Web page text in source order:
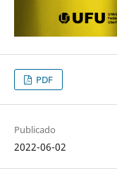
PDF
Publicado
2022-06-02